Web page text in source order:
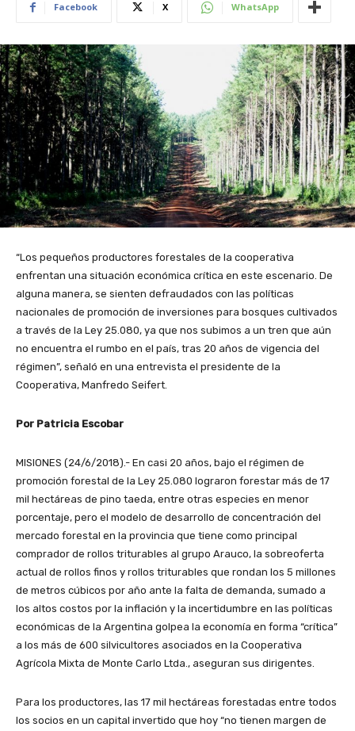
Facebook X WhatsApp
“Los pequeños productores forestales de la cooperativa
enfrentan una situación económica crítica en este escenario. De
alguna manera, se sienten defraudados con las políticas
nacionales de promoción de inversiones para bosques cultivados
a través de la Ley 25.080, ya que nos subimos a un tren que aún
no encuentra el rumbo en el país, tras 20 años de vigencia del
régimen”, señaló en una entrevista el presidente de la
Cooperativa, Manfredo Seifert.
Por Patricia Escobar
MISIONES (24/6/2018).- En casi 20 años, bajo el régimen de
promoción forestal de la Ley 25.080 lograron forestar más de 17
mil hectáreas de pino taeda, entre otras especies en menor
porcentaje, pero el modelo de desarrollo de concentración del
mercado forestal en la provincia que tiene como principal
comprador de rollos triturables al grupo Arauco, la sobreoferta
actual de rollos finos y rollos triturables que rondan los 5 millones
de metros cúbicos por año ante la falta de demanda, sumado a
los altos costos por la inflación y la incertidumbre en las políticas
económicas de la Argentina golpea la economía en forma “crítica”
a los más de 600 silvicultores asociados en la Cooperativa
Agrícola Mixta de Monte Carlo Ltda., aseguran sus dirigentes.
Para los productores, las 17 mil hectáreas forestadas entre todos
los socios en un capital invertido que hoy “no tienen margen de